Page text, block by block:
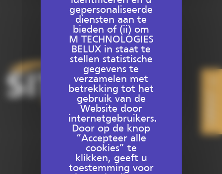
+32 9 277 16 00
info@sitech-belgium.be
gepersonaliseerde
diensten aan te
bieden of (ii) om
M TECHNOLOGIES
BELUX in staat te
stellen statistische
gegevens te
verzamelen met
betrekking tot het
gebruik van de
Website door
internetgebruikers.
Door op de knop
“Accepteer alle
cookies” te
klikken, geeft u
toestemming voor